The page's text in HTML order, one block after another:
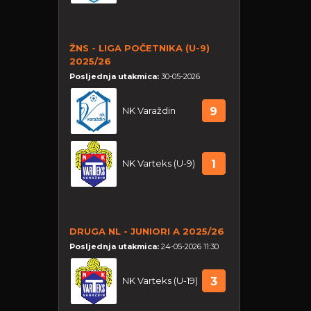
ŽNS - LIGA POČETNIKA (U-9)
2025/26
Posljednja utakmica: 30-05-2026
NK Varaždin 9
NK Varteks (U-9) 1
DRUGA NL - JUNIORI A 2025/26
Posljednja utakmica: 24-05-2026 11:30
NK Varteks (U-19) 3